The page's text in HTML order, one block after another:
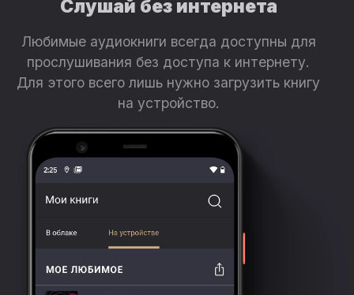
Слушай без интернета
Любимые аудиокниги всегда доступны для
прослушивания без доступа к интернету.
Для этого всего лишь нужно загрузить книгу
на устройство.